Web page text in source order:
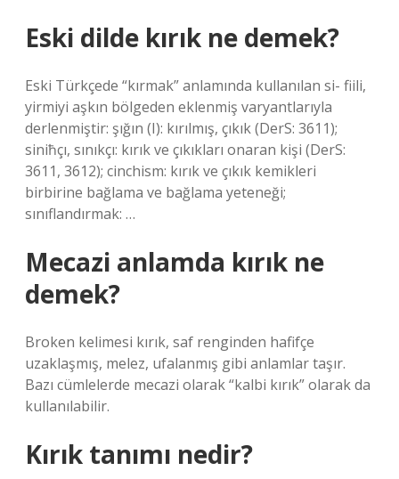
Eski dilde kırık ne demek?
Eski Türkçede “kırmak” anlamında kullanılan si- fiili,
yirmiyi aşkın bölgeden eklenmiş varyantlarıyla
derlenmiştir: şığın (I): kırılmış, çıkık (DerS: 3611);
siniħçı, sınıkçı: kırık ve çıkıkları onaran kişi (DerS:
3611, 3612); cinchism: kırık ve çıkık kemikleri
birbirine bağlama ve bağlama yeteneği;
sınıflandırmak: …
Mecazi anlamda kırık ne
demek?
Broken kelimesi kırık, saf renginden hafifçe
uzaklaşmış, melez, ufalanmış gibi anlamlar taşır.
Bazı cümlelerde mecazi olarak “kalbi kırık” olarak da
kullanılabilir.
Kırık tanımı nedir?